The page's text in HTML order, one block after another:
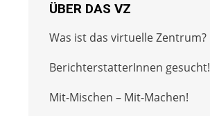
ÜBER DAS VZ
Was ist das virtuelle Zentrum?
BerichterstatterInnen gesucht!
Mit-Mischen – Mit-Machen!